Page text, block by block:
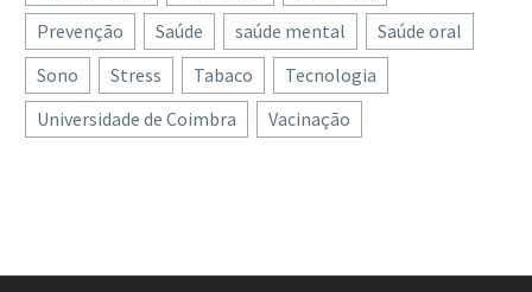
Prevenção
Saúde saúde mental
Saúde oral
Sono
Stress Tabaco
Tecnologia
Universidade de Coimbra
Vacinação